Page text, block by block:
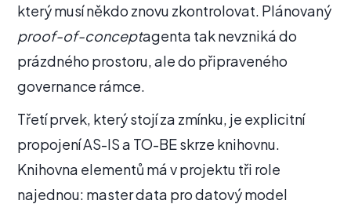
který musí někdo znovu zkontrolovat. Plánovaný
proof-of-conceptagenta tak nevzniká do
prázdného prostoru, ale do připraveného
governance rámce.
Třetí prvek, který stojí za zmínku, je explicitní
propojení AS-IS a TO-BE skrze knihovnu.
Knihovna elementů má v projektu tři role
najednou: master data pro datový model